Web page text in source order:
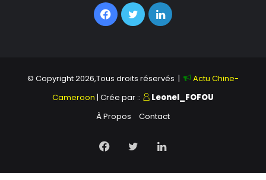
Facebook
TwitterLinkedin
© Copyright 2026,Tous droits réservés |
Actu Chine-
Cameroon | Crée par ::
Leonel_FOFOU
À Propos
Contact
Facebook
TwitterLinkedin